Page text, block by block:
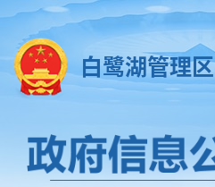
白鹭湖管理区